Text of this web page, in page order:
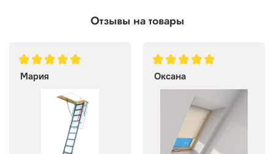
Отзывы на товары
Мария Оксана